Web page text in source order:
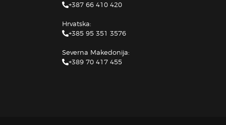
+387 66 410 420
Hrvatska:
+385 95 351 3576
Severna Makedonija:
+389 70 417 455